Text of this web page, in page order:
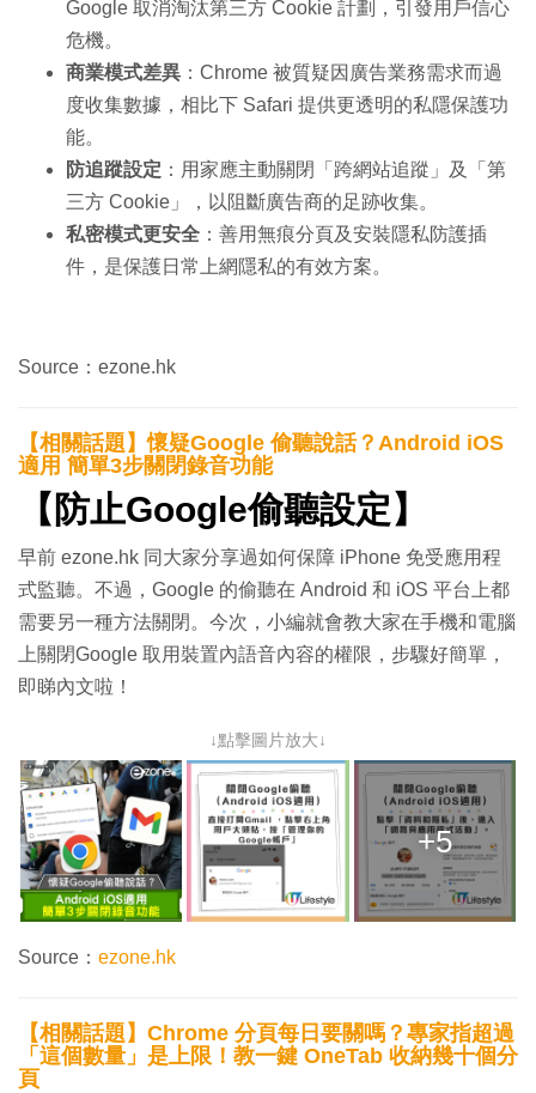
Google 取消淘汰第三方 Cookie 計劃，引發用戶信心
危機。
商業模式差異 ：Chrome 被質疑因廣告業務需求而過
度收集數據，相比下 Safari 提供更透明的私隱保護功
能。
防追蹤設定 ：用家應主動關閉「跨網站追蹤」及「第
三方 Cookie」，以阻斷廣告商的足跡收集。
私密模式更安全 ：善用無痕分頁及安裝隱私防護插
件，是保護日常上網隱私的有效方案。
Source：ezone.hk
【相關話題】懷疑Google 偷聽說話？Android iOS
適用 簡單3步關閉錄音功能
【防止Google偷聽設定】
早前 ezone.hk 同大家分享過如何保障 iPhone 免受應用程
式監聽。不過，Google 的偷聽在 Android 和 iOS 平台上都
需要另一種方法關閉。今次，小編就會教大家在手機和電腦
上關閉Google 取用裝置內語音內容的權限，步驟好簡單，
即睇內文啦！
↓點擊圖片放大↓
+5
Source： ezone.hk
【相關話題】Chrome 分頁每日要關嗎？專家指超過
「這個數量」是上限！教一鍵 OneTab 收納幾十個分
頁